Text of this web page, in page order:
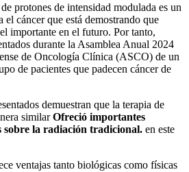
protones de intensidad modulada es un
cáncer que está demostrando que
importante en el futuro. Por tanto,
durante la Asamblea Anual 2024
de Oncología Clínica (ASCO) de un
de pacientes que padecen cáncer de
demuestran que la terapia de
similarOfreció importantes
sobre la radiación tradicional. en este
ventajas tanto biológicas como físicas